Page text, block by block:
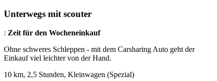
Unterwegs mit scouter
: Zeit für den Wocheneinkauf
Ohne schweres Schleppen - mit dem Carsharing Auto geht der
Einkauf viel leichter von der Hand.
10 km, 2,5 Stunden, Kleinwagen (Spezial)